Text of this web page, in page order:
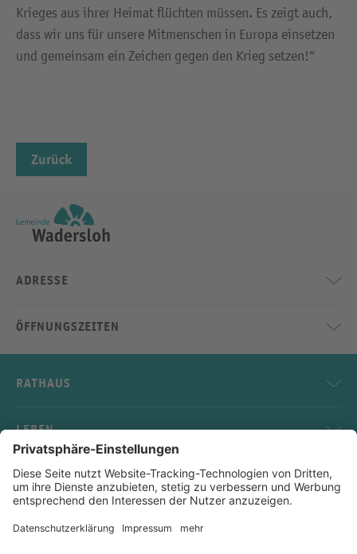
Krieges aus ihrer Heimat flüchten müssen. Es zeigt auch,
dass wir uns für unsere Mitmenschen in Europa einsetzen
und gemeinsam ein Zeichen gegen den Krieg setzen!“
Zurück
ADRESSE
ÖFFNUNGSZEITEN
RATHAUS
LEBEN
SERVICE
KONTAKT